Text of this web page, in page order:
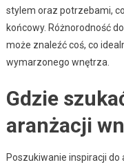
stylem oraz potrzebami,
końcowy. Różnorodność
może znaleźć coś, co
wymarzonego wnętrza.
Gdzie
aranżacji
Poszukiwanie inspiracji